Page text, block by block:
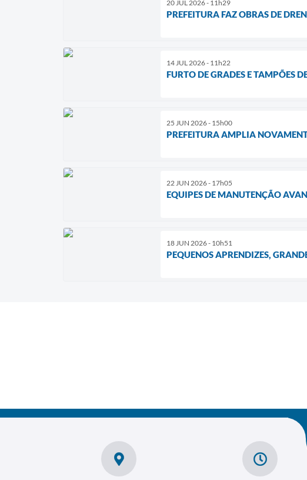
20 JUL 2026 - 11h29
PREFEITURA FAZ OBRAS DE
14 JUL 2026 - 11h22
FURTO DE GRADES E TAMPÕES
25 JUN 2026 - 15h00
PREFEITURA AMPLIA
22 JUN 2026 - 17h05
EQUIPES DE MANUTENÇÃO
18 JUN 2026 - 10h51
PEQUENOS APRENDIZES,